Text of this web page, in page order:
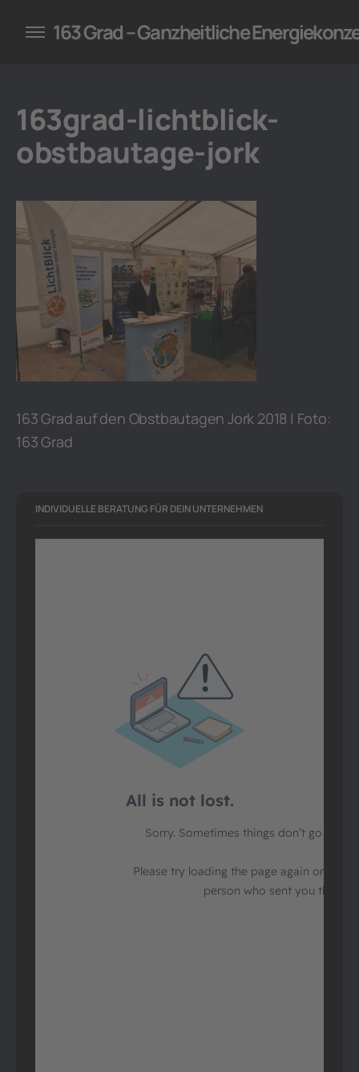
für Unternehmen
163 Grad – Ganzheitliche
163grad-lichtblick-
obstbautage-jork
163 Grad auf den Obstbautagen Jork 2018 | Foto:
163 Grad
INDIVIDUELLE BERATUNG FÜR DEIN UNTERNEHMEN